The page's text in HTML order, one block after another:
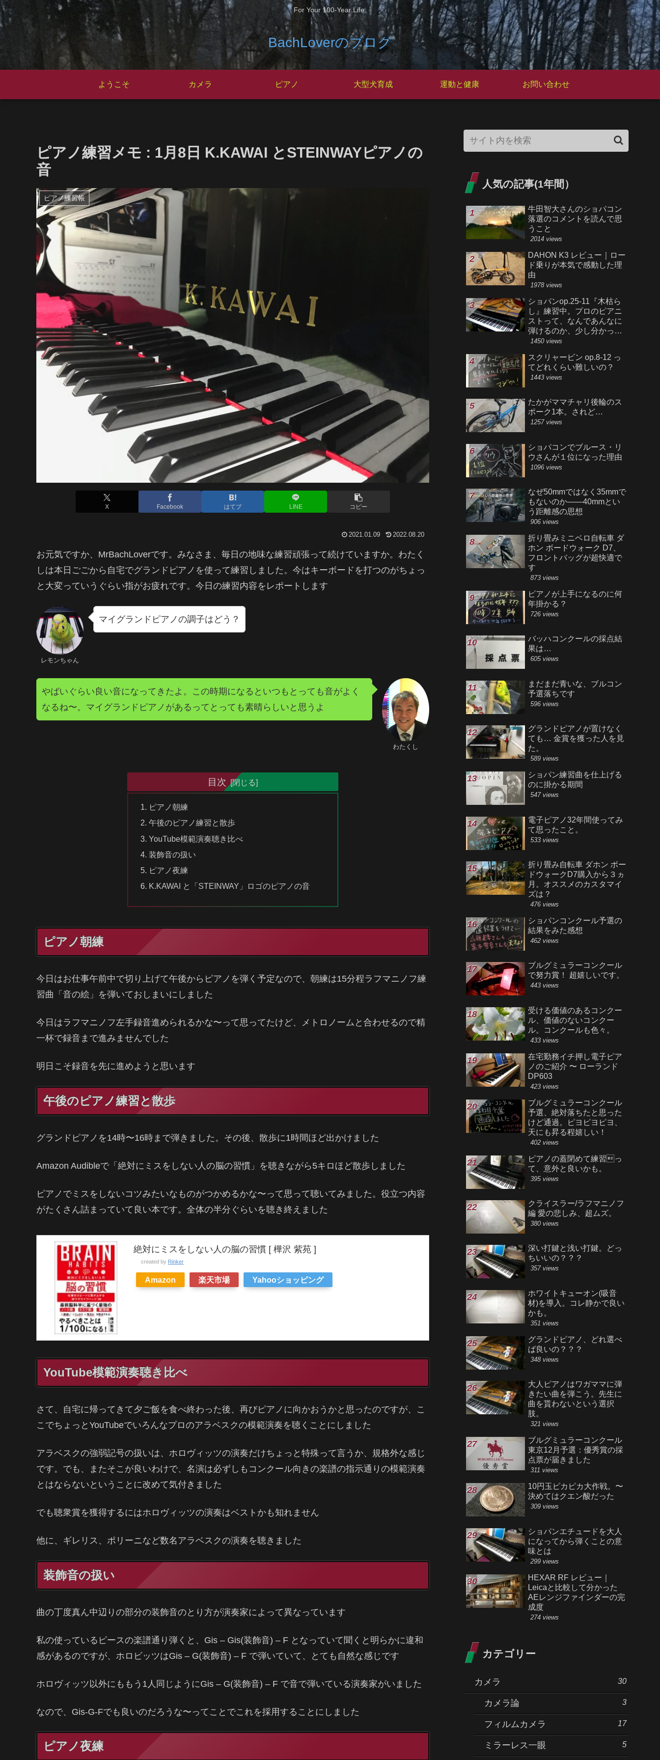
For Your 100-Year Life.
BachLoverのブログ
ようこそ カメラ ピアノ 大型犬育成 運動と健康 お問い合わせ
ピアノ練習メモ : 1月8日 K.KAWAI とSTEINWAYピアノの
音
ピアノ練習帳
X Facebook はてブ LINE コピー
2021.01.09 2022.08.20
お元気ですか、MrBachLoverです。みなさま、毎日の地味な練習頑張って続けていますか。わたく
しは本日ごごから自宅でグランドピアノを使って練習しました。今はキーボードを打つのがちょっ
と大変っていうぐらい指がお疲れです。今日の練習内容をレポートします
レモンちゃん
マイグランドピアノの調子はどう？
わたくし
やばいぐらい良い音になってきたよ。この時期になるといつもとっても音がよく
なるね〜。マイグランドピアノがあるってとっても素晴らしいと思うよ
目次
ピアノ朝練
午後のピアノ練習と散歩
YouTube模範演奏聴き比べ
装飾音の扱い
ピアノ夜練
K.KAWAI と「STEINWAY」ロゴのピアノの音
ピアノ朝練
今日はお仕事午前中で切り上げて午後からピアノを弾く予定なので、朝練は15分程ラフマニノフ練
習曲「音の絵」を弾いておしまいにしました
今日はラフマニノフ左手録音進められるかな〜って思ってたけど、メトロノームと合わせるので精
一杯で録音まで進みませんでした
明日こそ録音を先に進めようと思います
午後のピアノ練習と散歩
グランドピアノを14時〜16時まで弾きました。その後、散歩に1時間ほど出かけました
Amazon Audibleで「絶対にミスをしない人の脳の習慣」を聴きながら5キロほど散歩しました
ピアノでミスをしないコツみたいなものがつかめるかな〜って思って聴いてみました。役立つ内容
がたくさん詰まっていて良い本です。全体の半分ぐらいを聴き終えました
絶対にミスをしない人の脳の習慣 [ 樺沢 紫苑 ]
created by Rinker
Amazon 楽天市場 Yahooショッピング
YouTube模範演奏聴き比べ
さて、自宅に帰ってきて夕ご飯を食べ終わった後、再びピアノに向かおうかと思ったのですが、こ
こでちょっとYouTubeでいろんなプロのアラベスクの模範演奏を聴くことにしました
アラベスクの強弱記号の扱いは、ホロヴィッツの演奏だけちょっと特殊って言うか、規格外な感じ
です。でも、またそこが良いわけで、名演は必ずしもコンクール向きの楽譜の指示通りの模範演奏
とはならないということに改めて気付きました
でも聴衆賞を獲得するにはホロヴィッツの演奏はベストかも知れません
他に、ギレリス、ポリーニなど数名アラベスクの演奏を聴きました
装飾音の扱い
曲の丁度真ん中辺りの部分の装飾音のとり方が演奏家によって異なっています
私の使っているピースの楽譜通り弾くと、Gis – Gis(装飾音) – F となっていて聞くと明らかに違和
感があるのですが、ホロビッツはGis – G(装飾音) – F で弾いていて、とても自然な感じです
ホロヴィッツ以外にももう1人同じようにGis – G(装飾音) – F で音で弾いている演奏家がいました
なので、Gis-G-Fでも良いのだろうな〜ってことでこれを採用することにしました
ピアノ夜練
人気の記事(1年間）
牛田智大さんのショパコン
落選のコメントを読んで思
うこと
2014 views
DAHON K3 レビュー｜ロー
ド乗りが本気で感動した理
由
1978 views
ショパンop.25-11『木枯ら
し』練習中。プロのピアニ
ストって、なんであんなに
弾けるのか、少し分かった
気がする。
1450 views
スクリャービン op.8-12 っ
てどれくらい難しいの？
1443 views
たかがママチャリ後輪のス
ポーク1本。されど…
1257 views
ショパコンでブルース・リ
ウさんが１位になった理由
1096 views
なぜ50mmではなく35mmで
もないのか――40mmとい
う距離感の思想
906 views
折り畳みミニベロ自転車 ダ
ホン ボードウォーク D7、
フロントバッグが超快適で
す
873 views
ピアノが上手になるのに何
年掛かる？
726 views
バッハコンクールの採点結
果は…
605 views
まだまだ青いな、ブルコン
予選落ちです
596 views
グランドピアノが置けなく
ても… 金賞を獲った人を見
た。
589 views
ショパン練習曲を仕上げる
のに掛かる期間
547 views
電子ピアノ32年間使ってみ
て思ったこと。
533 views
折り畳み自転車 ダホン ボー
ドウォークD7購入から３ヵ
月。オススメのカスタマイ
ズは？
476 views
ショパンコンクール予選の
結果をみた感想
462 views
ブルグミュラーコンクール
で努力賞！ 超嬉しいです。
443 views
受ける価値のあるコンクー
ル、価値のないコンクー
ル。コンクールも色々。
433 views
在宅勤務イチ押し電子ピア
ノのご紹介 〜 ローランド
DP603
423 views
ブルグミュラーコンクール
予選、絶対落ちたと思った
けど通過。ピヨピヨピヨ、
天にも昇る程嬉しい！
402 views
ピアノの蓋閉めて練習っ
て、意外と良いかも。
395 views
クライスラー/ラフマニノフ
編 愛の悲しみ、超ムズ。
380 views
深い打鍵と浅い打鍵。どっ
ちいいの？？？
357 views
ホワイトキューオン(吸音
材)を導入。コレ静かで良い
かも。
351 views
グランドピアノ、どれ選べ
ば良いの？？？
348 views
大人ピアノはワガママに弾
きたい曲を弾こう。先生に
曲を貰わないという選択
肢。
321 views
ブルグミュラーコンクール
東京12月予選：優秀賞の採
点票が届きました
311 views
10円玉ピカピカ大作戦。〜
決めてはクエン酸だった
309 views
ショパンエチュードを大人
になってから弾くことの意
味とは
299 views
HEXAR RF レビュー｜
Leicaと比較して分かった
AEレンジファインダーの完
成度
274 views
カテゴリー
カメラ 30
カメラ論 3
フィルムカメラ 17
ミラーレス一眼 5